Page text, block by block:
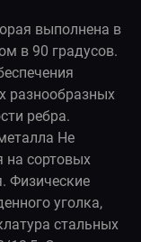
выполнена в
в 90 градусов.
разнообразных
ребра.
Не
на сортовых
Физические
уголка,
стальных